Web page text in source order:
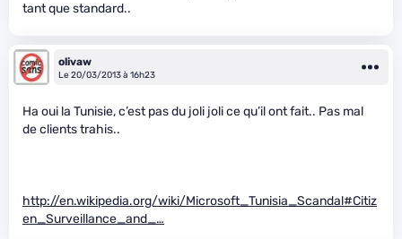
tant que standard..
olivaw
Le 20/03/2013 à 16h23
Ha oui la Tunisie, c’est pas du joli joli ce qu’il ont fait.. Pas mal
de clients trahis..
http://en.wikipedia.org/wiki/Microsoft_Tunisia_Scandal#Citiz
en_Surveillance_and_…